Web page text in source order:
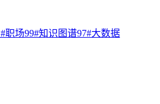
#职场99#知识图谱97#大数据